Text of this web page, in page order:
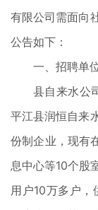
有限公司需面向
公告如下：
一、招聘单
县自来水公
平江县润恒自来
份制企业，现有
息中心等10个股
用户10万多户